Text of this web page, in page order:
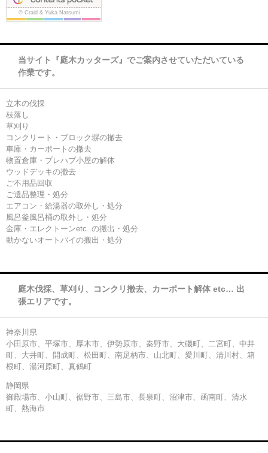
当サイト『庭木カッターズ』でご案内させていただいている
作業です。
立木の伐採
枝落し
草刈り
コンクリート・ブロック塀の撤去
車庫・カーポートの撤去
物置倉庫・プレハブ小屋の解体
ウッドデッキの撤去
ご不用品回収
ご遺品整理・処分
エアコン・給湯器の取外し・処分
風呂釜風呂桶の取外し・処分
金庫・エレクトーンetc..の搬出・処分
動かないオートバイの搬出・処分
庭木伐採、草刈り、コンクリ撤去、カーポート解体 etc… 出
張エリアです。
神奈川県
小田原市、平塚市、厚木市、伊勢原市、秦野市、大磯町、二宮町、中井
町、大井町、開成町、松田町、南足柄市、山北町、愛川町、清川村、箱
根町、湯河原町、真鶴町
静岡県
御殿場市、小山町、裾野市、三島市、長泉町、沼津市、函南町、清水
町、熱海市